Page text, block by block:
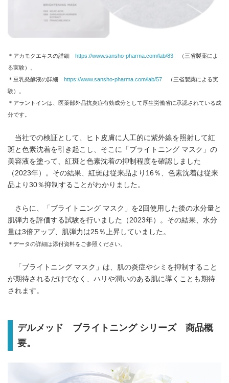
＊アカモクエキスの詳細 https://www.sansho-pharma.com/lab/83 （三省製薬によ
る実験）。
＊豆乳発酵液の詳細 https://www.sansho-pharma.com/lab/57 （三省製薬による実
験）。
＊アラントインは、医薬部外品抗炎症有効成分として厚生労働省に承認されている成
分です。
当社での検証として、ヒト皮膚に人工的に紫外線を照射して紅
斑と色素沈着を引き起こし、そこに「ブライトニング マスク」の
美容液を塗って、紅斑と色素沈着の抑制程度を確認しました
（2023年）。その結果、紅斑は従来品より16％、色素沈着は従来
品より30％抑制することがわかりました。
さらに、「ブライトニング マスク」を2回使用した後の水分量と
肌弾力を評価する試験を行いました（2023年）。その結果、水分
量は3倍アップ、肌弾力は25％上昇していました。
＊データの詳細は添付資料をご参照ください。
「ブライトニング マスク」は、肌の炎症やシミを抑制すること
が期待されるだけでなく、ハリや潤いのある肌に導くことも期待
されます。
デルメッド ブライトニング シリーズ 商品概
要。
English